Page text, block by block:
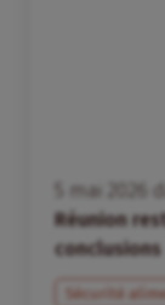
mai
Réunion
conclusions
Sécurité